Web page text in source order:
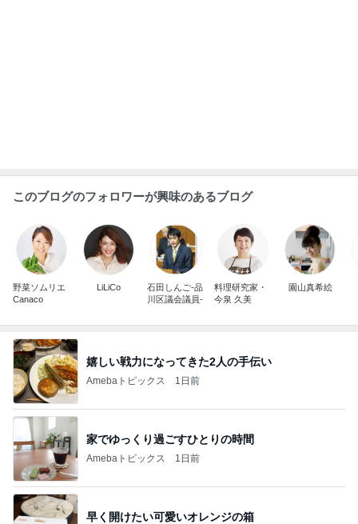
このブログのフォロワーが興味のあるブログ
野菜ソムリエ
Canaco
LiLiCo
石田しんご-品
川区議会議員-
料理研究家・
今泉 久美
園山真希絵
嬉しい戦力になってきた2人の手伝い
Amebaトピックス 1日前
家でゆっくり過ごすひとりの時間
Amebaトピックス 1日前
早く開けたい可愛いオレンジの箱